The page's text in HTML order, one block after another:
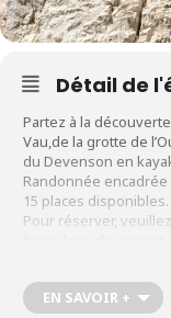
Détail de
Partez à la
Vau,de la grotte de
du Devenson en
Randonnée encadrée
15 places disponibles.
Pour réserver,
paddle.com/contact-
EN SAVOIR +